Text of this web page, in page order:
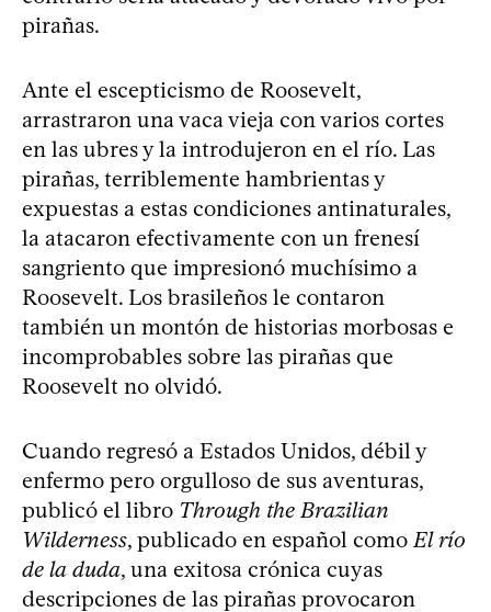
pirañas.
Ante el escepticismo de Roosevelt,
arrastraron una vaca vieja con varios cortes
en las ubres y la introdujeron en el río. Las
pirañas, terriblemente hambrientas y
expuestas a estas condiciones antinaturales,
la atacaron efectivamente con un frenesí
sangriento que impresionó muchísimo a
Roosevelt. Los brasileños le contaron
también un montón de historias morbosas e
incomprobables sobre las pirañas que
Roosevelt no olvidó.
Cuando regresó a Estados Unidos, débil y
enfermo pero orgulloso de sus aventuras,
publicó el libro Through the Brazilian
Wilderness, publicado en español como El río
de la duda, una exitosa crónica cuyas
descripciones de las pirañas provocaron